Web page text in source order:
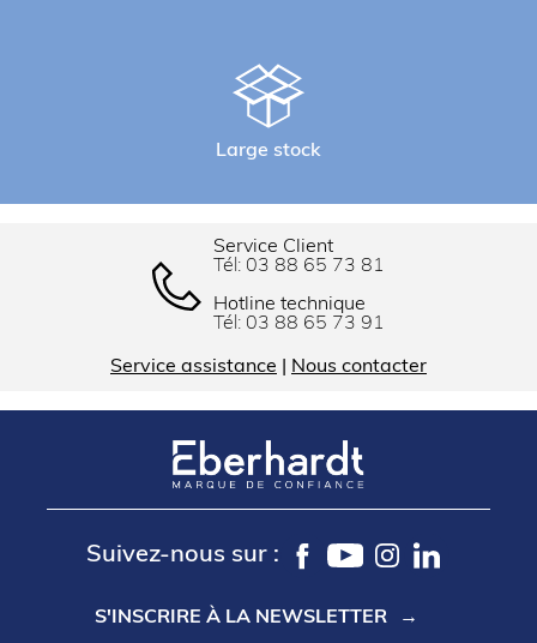
Large stock
Service Client
Tél: 03 88 65 73 81
Hotline technique
Tél: 03 88 65 73 91
Service assistance Nous contacter
Suivez-nous sur :
S'INSCRIRE À LA NEWSLETTER